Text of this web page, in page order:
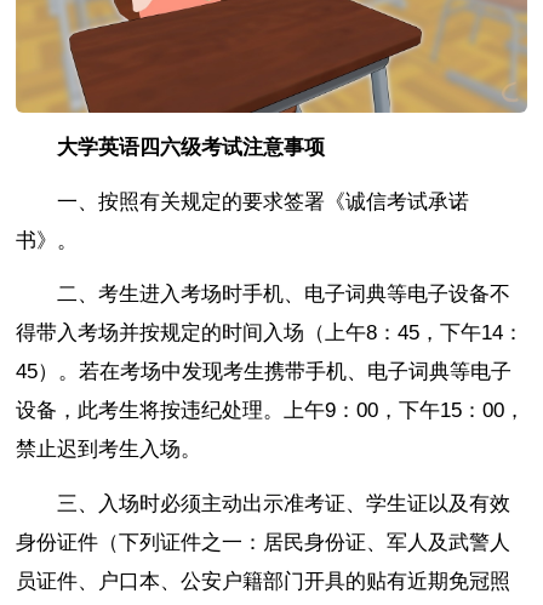
大学英语四六级考试注意事项
一、按照有关规定的要求签署《诚信考试承诺
书》。
二、考生进入考场时手机、电子词典等电子设备不
得带入考场并按规定的时间入场（上午8：45，下午14：
45）。若在考场中发现考生携带手机、电子词典等电子
设备，此考生将按违纪处理。上午9：00，下午15：00，
禁止迟到考生入场。
三、入场时必须主动出示准考证、学生证以及有效
身份证件（下列证件之一：居民身份证、军人及武警人
员证件、户口本、公安户籍部门开具的贴有近期免冠照